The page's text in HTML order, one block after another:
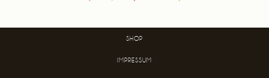
SHOP
IMPRESSUM